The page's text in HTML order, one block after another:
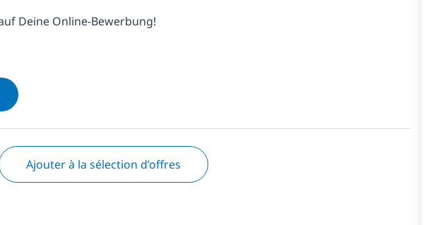
Deine Online-Bewerbung!
Ajouter à la sélection d’offres